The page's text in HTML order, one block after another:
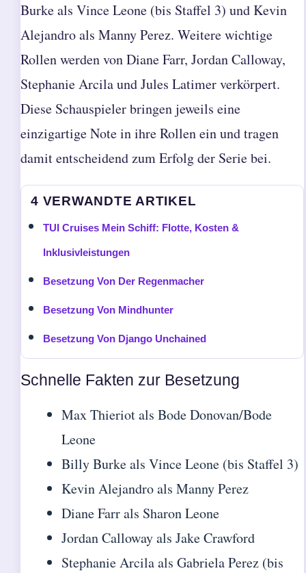
Burke als Vince Leone (bis Staffel 3) und Kevin
Alejandro als Manny Perez. Weitere wichtige
Rollen werden von Diane Farr, Jordan Calloway,
Stephanie Arcila und Jules Latimer verkörpert.
Diese Schauspieler bringen jeweils eine
einzigartige Note in ihre Rollen ein und tragen
damit entscheidend zum Erfolg der Serie bei.
4 VERWANDTE ARTIKEL
TUI Cruises Mein Schiff: Flotte, Kosten &
Inklusivleistungen
Besetzung Von Der Regenmacher
Besetzung Von Mindhunter
Besetzung Von Django Unchained
Schnelle Fakten zur Besetzung
Max Thieriot als Bode Donovan/Bode
Leone
Billy Burke als Vince Leone (bis Staffel 3)
Kevin Alejandro als Manny Perez
Diane Farr als Sharon Leone
Jordan Calloway als Jake Crawford
Stephanie Arcila als Gabriela Perez (bis